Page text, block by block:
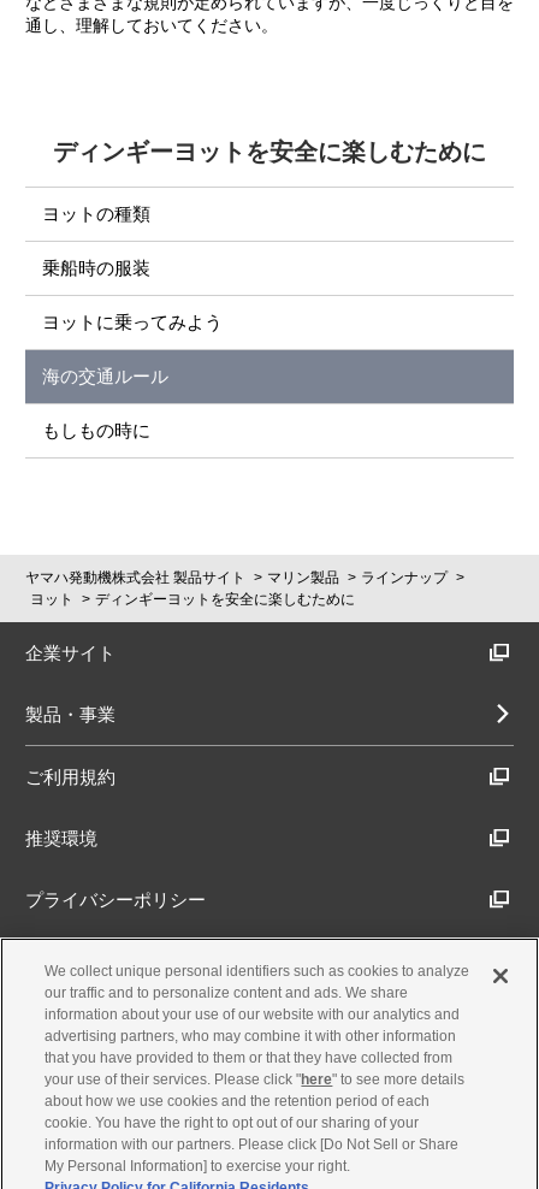
通し、理解しておいてください。
ディンギーヨットを安全に楽しむために
ヨットの種類
乗船時の服装
ヨットに乗ってみよう
海の交通ルール
もしもの時に
ヤマハ発動機株式会社 製品サイト マリン製品
ラインナップ
ヨット
ディンギーヨットを安全に楽しむために
企業サイト
製品・事業
ご利用規約
推奨環境
プライバシーポリシー
Cookieポリシー
アクセシビリティ方針
古物営業法に基づく表示
製品・事業のお問合せ
We collect unique personal identifiers such as cookies to analyze
our traffic and to personalize content and ads. We share
information about your use of our website with our analytics and
advertising partners, who may combine it with other information
that you have provided to them or that they have collected from
your use of their services. Please click "here" to see more details
about how we use cookies and the retention period of each
cookie. You have the right to opt out of our sharing of your
information with our partners. Please click [Do Not Sell or Share
My Personal Information] to exercise your right.